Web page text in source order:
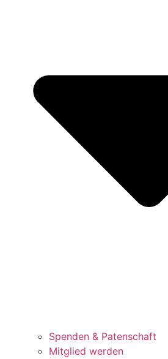
Spenden & Patenschaft
Mitglied werden